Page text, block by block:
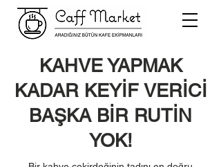
KAHVE YAPMAK
KADAR KEYİF VERİCİ
BAŞKA BİR RUTİN
YOK!